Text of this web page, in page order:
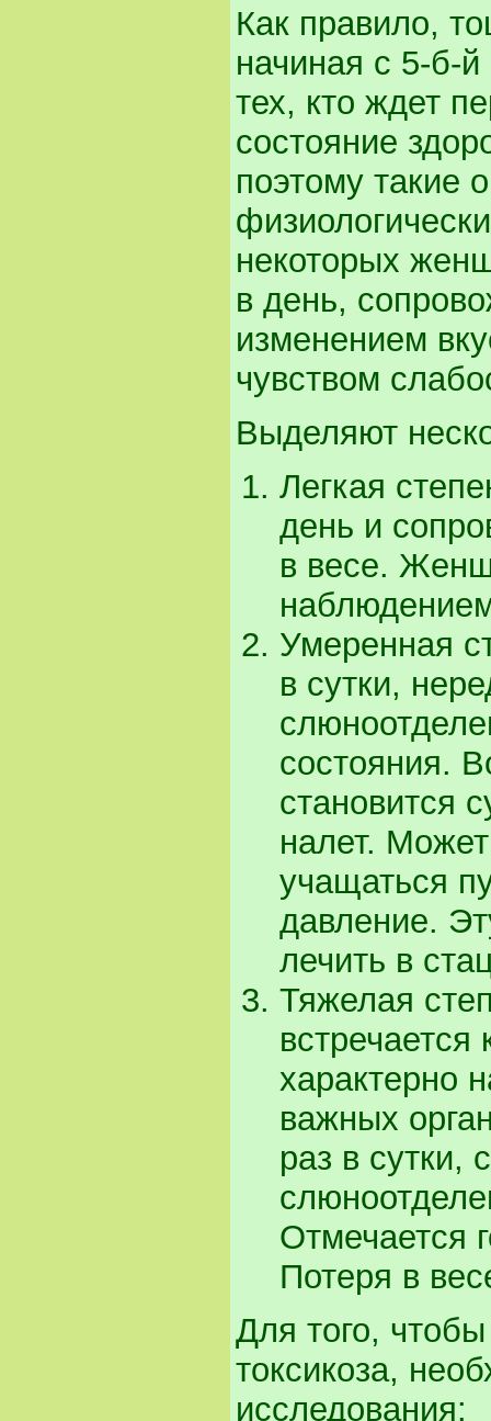
Как правило,
начиная с 5-б-
тех, кто ждет
состояние
поэтому такие
некоторых
в день,
изменением
чувством
Выделяют
Легкая
день и
в весе.
Умеренная
в сутки,
состояния.
становится
налет.
учащаться
давление.
лечить в
Тяжелая
встречается
характерно
важных
раз в сутки,
Отмечается
Потеря в
Для того,
токсикоза,
исследования: